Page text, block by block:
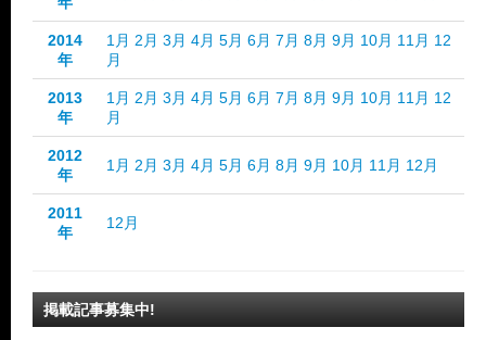
2014
年
1月 2月 3月 4月 5月 6月 7月 8月 9月 10月 11月 12
月
2013
年
1月 2月 3月 4月 5月 6月 7月 8月 9月 10月 11月 12
月
2012
年
1月 2月 3月 4月 5月 6月 8月 9月 10月 11月 12月
2011
年
12月
掲載記事募集中!